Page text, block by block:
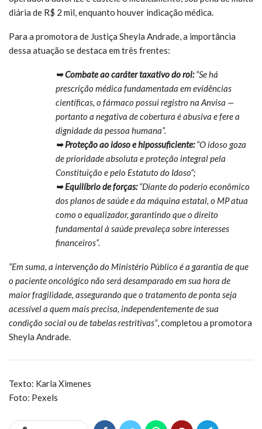
diária de R$ 2 mil, enquanto houver indicação médica.
Para a promotora de Justiça Sheyla Andrade, a importância
dessa atuação se destaca em três frentes:
➥ Combate ao caráter taxativo do rol:“Se há
prescrição médica fundamentada em evidências
científicas, o fármaco possui registro na Anvisa —
portanto a negativa de cobertura é abusiva e fere a
dignidade da pessoa humana”.
➥ Proteção ao idoso e hipossuficiente:“O idoso goza
de prioridade absoluta e proteção integral pela
Constituição e pelo Estatuto do Idoso”;
➥ Equilíbrio de forças:“Diante do poderio econômico
dos planos de saúde e da máquina estatal, o MP atua
como o equalizador, garantindo que o direito
fundamental à saúde prevaleça sobre interesses
financeiros”.
“Em suma, a intervenção do Ministério Público é a garantia de que
o paciente oncológico não será desamparado em sua hora de
maior fragilidade, assegurando que o tratamento de ponta seja
acessível a quem mais precisa, independentemente de sua
condição social ou de tabelas restritivas”, completou a promotora
Sheyla Andrade.
Texto: Karla Ximenes
Foto: Pexels